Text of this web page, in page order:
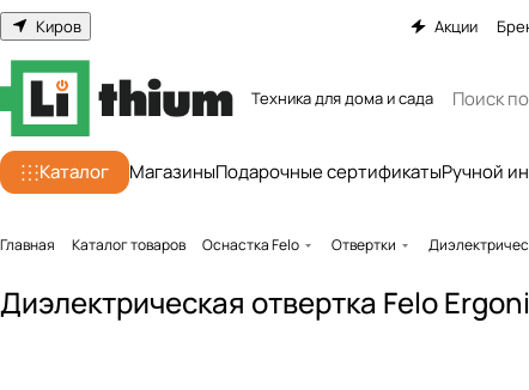
Киров Акции
Техника для дома и сада
Каталог МагазиныПодарочные сертификатыРучной
Главная Каталог товаров Оснастка Felo Отвертки
Диэлектрическая отвертка Felo